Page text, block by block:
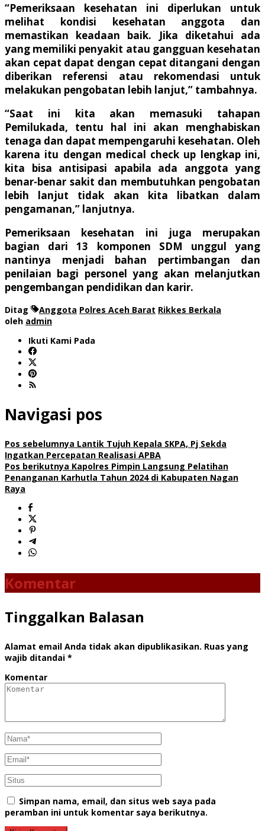
“Pemeriksaan kesehatan ini diperlukan untuk
melihat kondisi kesehatan anggota dan
memastikan keadaan baik. Jika diketahui ada
yang memiliki penyakit atau gangguan kesehatan
akan cepat dapat dengan cepat ditangani dengan
diberikan referensi atau rekomendasi untuk
melakukan pengobatan lebih lanjut,” tambahnya.
“Saat ini kita akan memasuki tahapan
Pemilukada, tentu hal ini akan menghabiskan
tenaga dan dapat mempengaruhi kesehatan. Oleh
karena itu dengan medical check up lengkap ini,
kita bisa antisipasi apabila ada anggota yang
benar-benar sakit dan membutuhkan pengobatan
lebih lanjut tidak akan kita libatkan dalam
pengamanan,” lanjutnya.
Pemeriksaan kesehatan ini juga merupakan
bagian dari 13 komponen SDM unggul yang
nantinya menjadi bahan pertimbangan dan
penilaian bagi personel yang akan melanjutkan
pengembangan pendidikan dan karir.
Ditag Anggota Polres Aceh Barat Rikkes Berkala
oleh admin
Ikuti Kami Pada
Navigasi pos
Pos sebelumnya Lantik Tujuh Kepala SKPA, Pj Sekda
Ingatkan Percepatan Realisasi APBA
Pos berikutnya Kapolres Pimpin Langsung Pelatihan
Penanganan Karhutla Tahun 2024 di Kabupaten Nagan
Raya
Komentar
Tinggalkan Balasan
Alamat email Anda tidak akan dipublikasikan. Ruas yang
wajib ditandai *
Komentar
Simpan nama, email, dan situs web saya pada
peramban ini untuk komentar saya berikutnya.